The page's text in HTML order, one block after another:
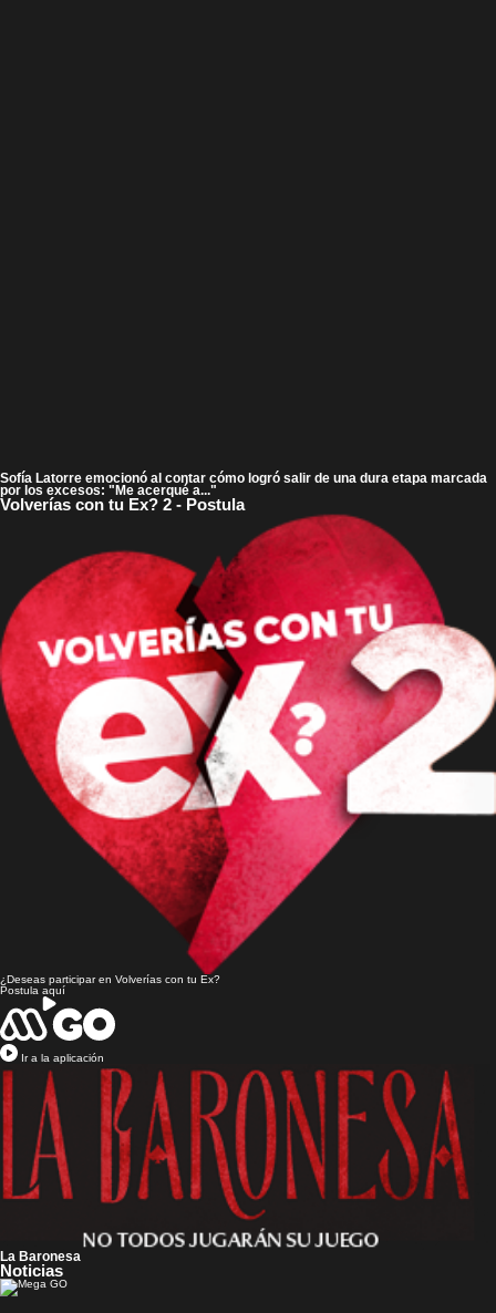
Sofía Latorre emocionó al contar cómo logró salir de una dura etapa marcada
por los excesos: "Me acerqué a..."
Volverías con tu Ex? 2 - Postula
¿Deseas participar en Volverías con tu Ex?
Postula aquí
Ir a la aplicación
La Baronesa
Noticias